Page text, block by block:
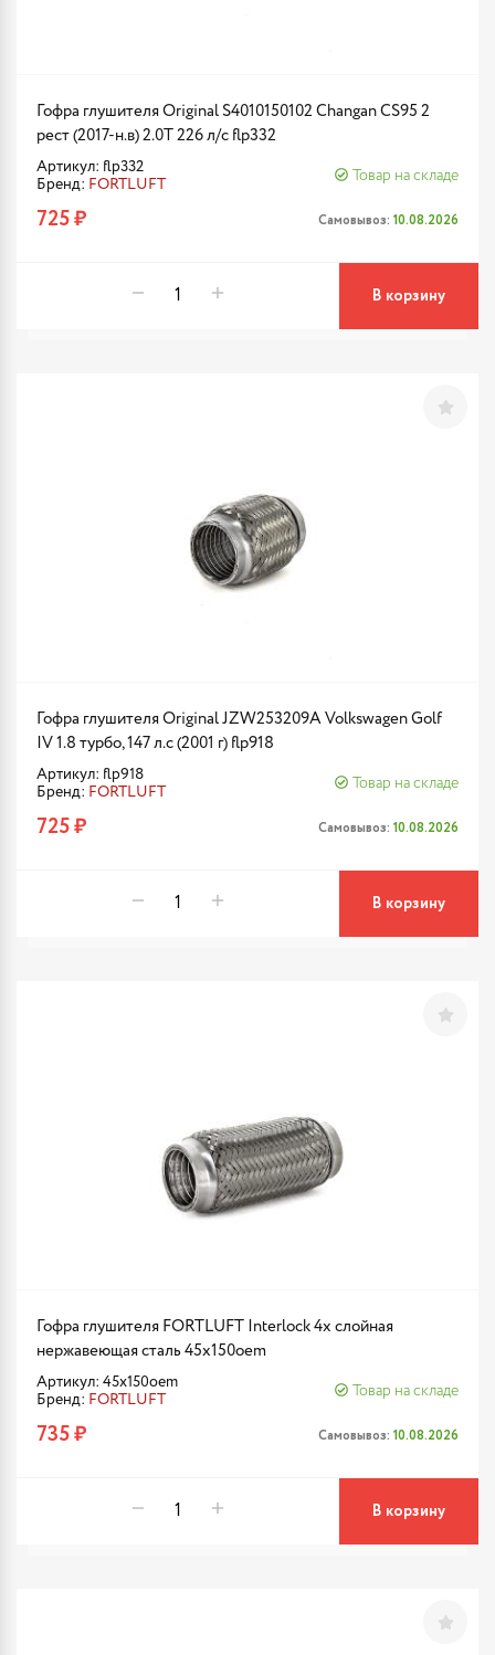
Гофра глушителя Original S4010150102 Changan CS95 2
рест (2017-н.в) 2.0T 226 л/с flp332
Артикул: flp332
Бренд: FORTLUFT
Товар на складе
725 ₽ Самовывоз: 10.08.2026
В корзину
Гофра глушителя Original JZW253209A Volkswagen Golf
IV 1.8 турбо, 147 л.с (2001 г) flp918
Артикул: flp918
Бренд: FORTLUFT
Товар на складе
725 ₽ Самовывоз: 10.08.2026
В корзину
Гофра глушителя FORTLUFT Interlock 4х слойная
нержавеющая сталь 45x150oem
Артикул: 45x150oem
Бренд: FORTLUFT
Товар на складе
735 ₽ Самовывоз: 10.08.2026
В корзину